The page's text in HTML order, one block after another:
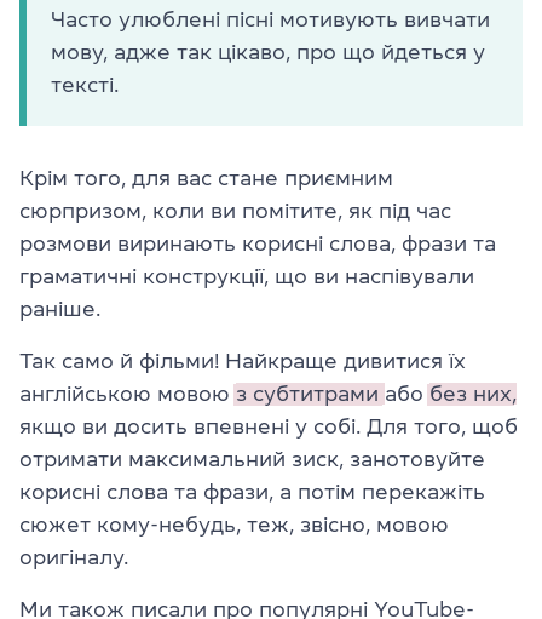
Часто улюблені пісні мотивують вивчати
мову, адже так цікаво, про що йдеться у
тексті.
Крім того, для вас стане приємним
сюрпризом, коли ви помітите, як під час
розмови виринають корисні слова, фрази та
граматичні конструкції, що ви наспівували
раніше.
Так само й фільми! Найкраще дивитися їх
англійською мовою з субтитрами або без них,
якщо ви досить впевнені у собі. Для того, щоб
отримати максимальний зиск, занотовуйте
корисні слова та фрази, а потім перекажіть
сюжет кому-небудь, теж, звісно, мовою
оригіналу.
Ми також писали про популярні YouTube-